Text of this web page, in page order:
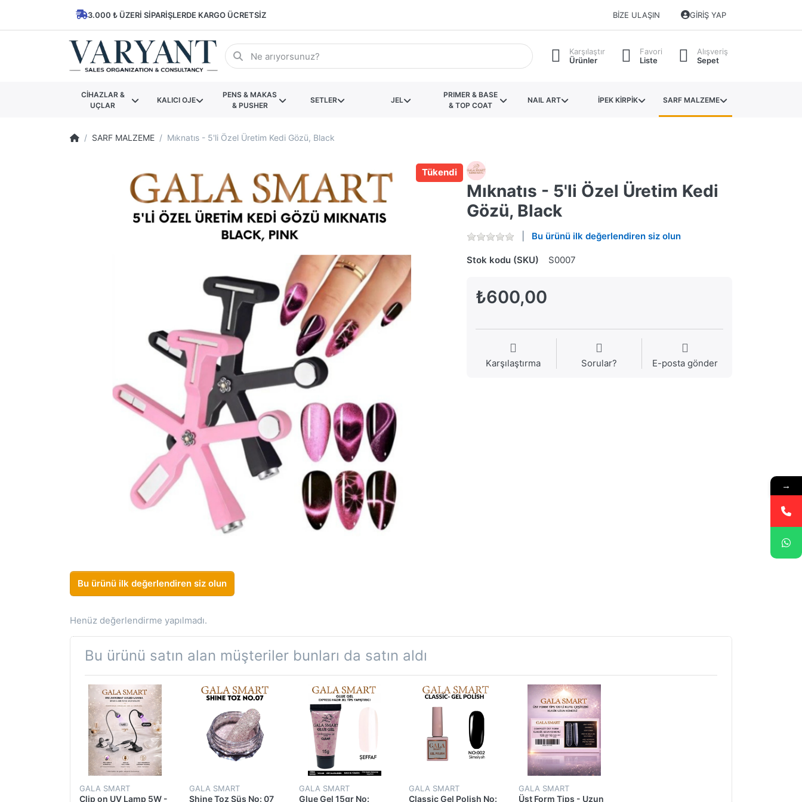
3.000 ₺ ÜZERI SIPARIŞLERDE KARGO ÜCRETSIZ BIZE ULAŞIN GIRIŞ YAP
Karşılaştır
Ürünler
Favori
Liste
Alışveriş
Sepet
CİHAZLAR &
UÇLAR
KALICI OJE
PENS & MAKAS
& PUSHER
SETLER JEL
PRIMER & BASE
& TOP COAT
NAIL ART İPEK KİRPİK SARF MALZEME
SARF MALZEME Mıknatıs - 5'li Özel Üretim Kedi Gözü, Black
Mıknatıs - 5'li Özel Üretim Kedi
Gözü, Black
Bu ürünü ilk değerlendiren siz olun
Stok kodu (SKU) S0007
₺600,00
Tükendi
Karşılaştırma Sorular? E-posta gönder
Bu ürünü ilk değerlendiren siz olun
Henüz değerlendirme yapılmadı.
Bu ürünü satın alan müşteriler bunları da satın aldı
GALA SMART
Clip on UV Lamp 5W -
GALA SMART
Shine Toz Süs No: 07
GALA SMART
Glue Gel 15gr No:
GALA SMART
Classic Gel Polish No:
GALA SMART
Üst Form Tips - Uzun
→